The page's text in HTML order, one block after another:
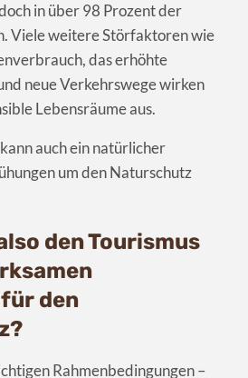
in über 98 Prozent der
Viele weitere Störfaktoren wie
das erhöhte
neue Verkehrswege wirken
Lebensräume aus.
auch ein natürlicher
um den Naturschutz
den Tourismus
den
Rahmenbedingungen –